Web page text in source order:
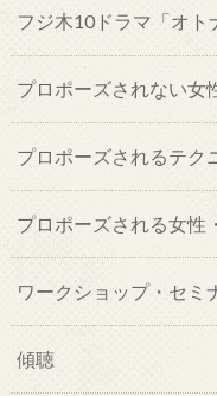
フジ木10ドラマ「オト
プロポーズされない女
プロポーズされるテク
プロポーズされる女性
ワークショップ・セミ
傾聴